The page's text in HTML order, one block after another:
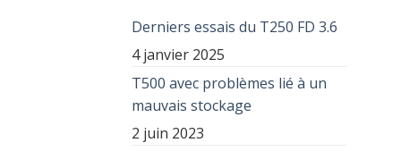
Derniers essais du T250 FD 3.6
4 janvier 2025
T500 avec problèmes lié à un
mauvais stockage
2 juin 2023